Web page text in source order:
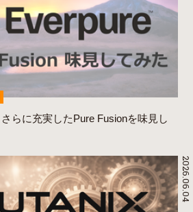
さらに充実したPure Fusionを味見し
2026.06.04